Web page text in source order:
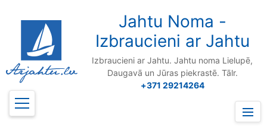
Jahtu Noma -
Izbraucieni ar Jahtu
Izbraucieni ar Jahtu. Jahtu noma Lielupē,
Daugavā un Jūras piekrastē. Tālr.
+371 29214264
Menu